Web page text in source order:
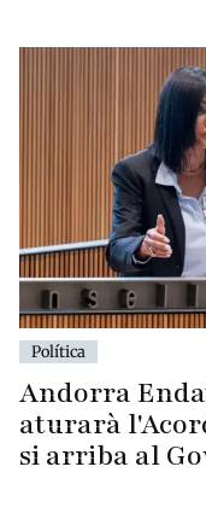
Política
Andorra
aturarà
si arriba al